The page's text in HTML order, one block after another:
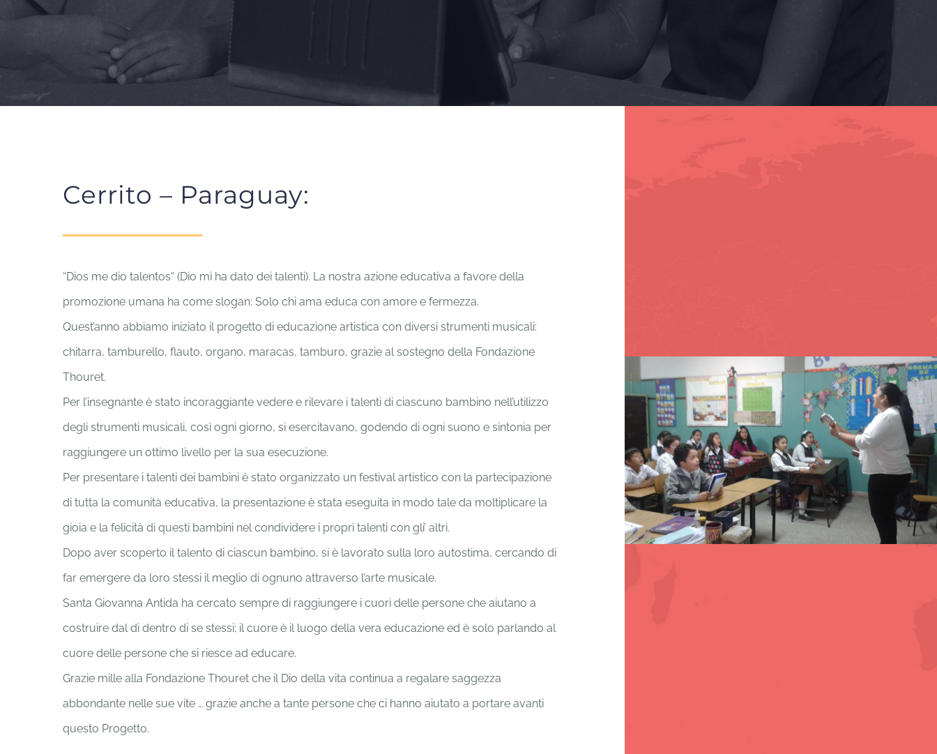
Cerrito – Paraguay:
“Dios me dio talentos“ (Dio mi ha dato dei talenti). La nostra azione educativa a favore della
promozione umana ha come slogan: Solo chi ama educa con amore e fermezza.
Quest’anno abbiamo iniziato il progetto di educazione artistica con diversi strumenti musicali:
chitarra, tamburello, flauto, organo, maracas, tamburo, grazie al sostegno della Fondazione
Thouret.
Per l’insegnante è stato incoraggiante vedere e rilevare i talenti di ciascuno bambino nell’utilizzo
degli strumenti musicali, così ogni giorno, si esercitavano, godendo di ogni suono e sintonia per
raggiungere un ottimo livello per la sua esecuzione.
Per presentare i talenti dei bambini è stato organizzato un festival artistico con la partecipazione
di tutta la comunità educativa, la presentazione è stata eseguita in modo tale da moltiplicare la
gioia e la felicità di questi bambini nel condividere i propri talenti con gli’ altri.
Dopo aver scoperto il talento di ciascun bambino, si è lavorato sulla loro autostima, cercando di
far emergere da loro stessi il meglio di ognuno attraverso l’arte musicale.
Santa Giovanna Antida ha cercato sempre di raggiungere i cuori delle persone che aiutano a
costruire dal di dentro di se stessi; il cuore è il luogo della vera educazione ed è solo parlando al
cuore delle persone che si riesce ad educare.
Grazie mille alla Fondazione Thouret che il Dio della vita continua a regalare saggezza
abbondante nelle sue vite … grazie anche a tante persone che ci hanno aiutato a portare avanti
questo Progetto.